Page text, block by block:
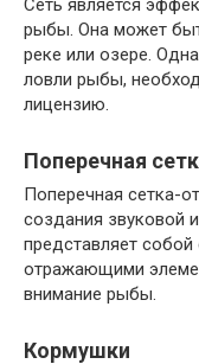
Сеть является
рыбы. Она может
реке или озере.
ловли рыбы,
лицензию.
Поперечная
Поперечная сетка-
создания звуковой
представляет
отражающими
внимание рыбы.
Кормушки